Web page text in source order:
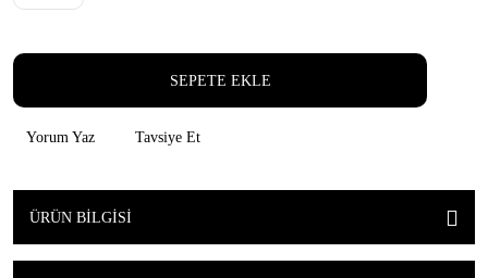
SEPETE EKLE
Yorum Yaz Tavsiye Et
ÜRÜN BILGISI